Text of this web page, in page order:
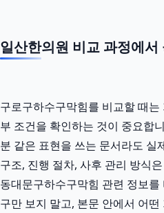
일산한의원 비교 과정에
구로구하수구막힘를 비교할 때
부 조건을 확인하는 것이 중요합
분 같은 표현을 쓰는 문서라도 실
구조, 진행 절차, 사후 관리 방식
동대문구하수구막힘 관련 정보
구만 보지 말고, 본문 안에서 어